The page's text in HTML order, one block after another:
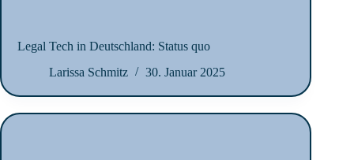
Legal Tech in Deutschland: Status quo
Larissa Schmitz
30. Januar 2025